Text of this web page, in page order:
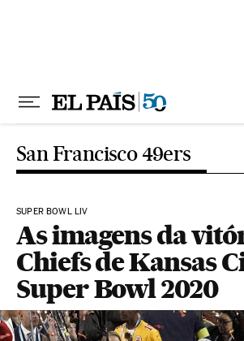
San Francisco 49ers
SUPER BOWL LIV
As imagens da
Chiefs de Kansas
Super Bowl 2020